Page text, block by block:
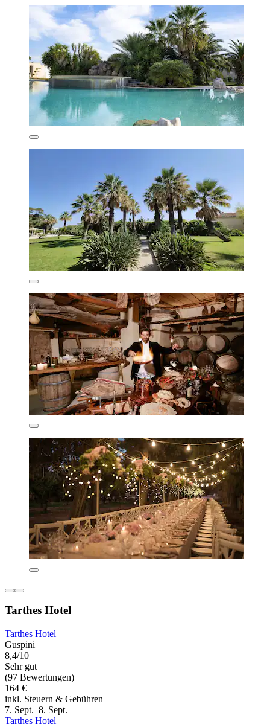
Tarthes Hotel
Tarthes Hotel
Guspini
8,4/10
Sehr gut
(97 Bewertungen)
164 €
inkl. Steuern & Gebühren
7. Sept.–8. Sept.
Tarthes Hotel